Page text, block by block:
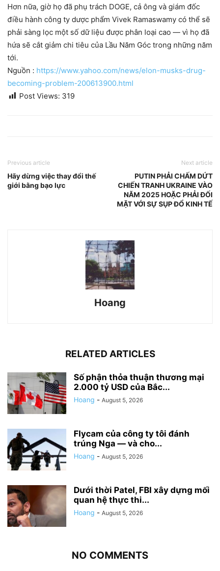
Hơn nữa, giờ họ đã phụ trách DOGE, cả ông và giám đốc
điều hành công ty dược phẩm Vivek Ramaswamy có thể sẽ
phải sàng lọc một số dữ liệu được phân loại cao — vì họ đã
hứa sẽ cắt giảm chi tiêu của Lầu Năm Góc trong những năm
tới.
Nguồn : https://www.yahoo.com/news/elon-musks-drug-
becoming-problem-200613900.html
Post Views: 319
Previous article
Hãy dừng việc thay đổi thế
giới bằng bạo lực
Next article
PUTIN PHẢI CHẤM DỨT
CHIẾN TRANH UKRAINE VÀO
NĂM 2025 HOẶC PHẢI ĐỐI
MẶT VỚI SỰ SỤP ĐỔ KINH TẾ
Hoang
RELATED ARTICLES
Số phận thỏa thuận thương mại
2.000 tỷ USD của Bắc...
Hoang - August 5, 2026
Flycam của công ty tôi đánh
trúng Nga — và cho...
Hoang - August 5, 2026
Dưới thời Patel, FBI xây dựng mối
quan hệ thực thi...
Hoang - August 5, 2026
NO COMMENTS